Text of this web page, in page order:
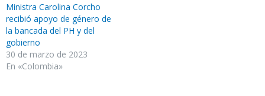
Ministra Carolina Corcho
recibió apoyo de género de
la bancada del PH y del
gobierno
30 de marzo de 2023
En «Colombia»